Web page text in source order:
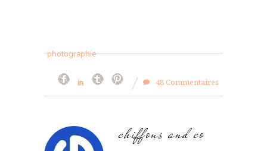
photographie
48 Commentaires
chiffons and co